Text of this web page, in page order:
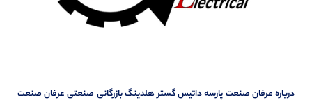
درباره عرفان صنعت پارسه داتیس گستر هلدینگ بازرگانی صنعتی عرفان صنعت